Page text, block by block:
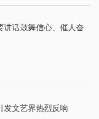
讲话鼓舞信心、催人奋